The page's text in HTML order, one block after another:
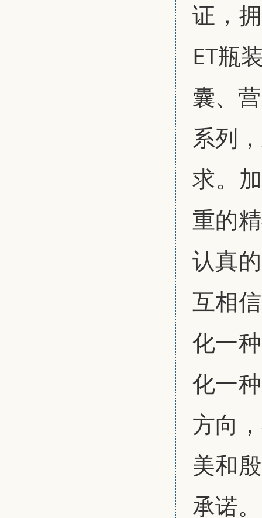
证，
ET瓶
囊、
系列
求。
重的
认真
互相
化一
化一
方向
美和
承诺。